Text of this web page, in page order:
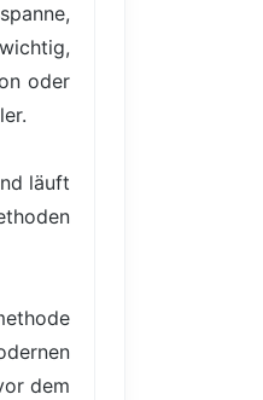
oder
läuft
dem